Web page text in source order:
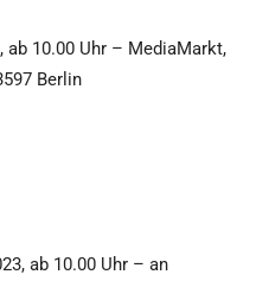
ab 10.00 Uhr – MediaMarkt,
Berlin
ab 10.00 Uhr – an